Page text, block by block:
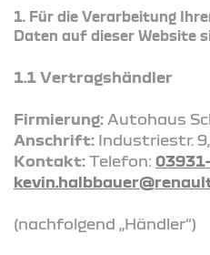
1. Für die Verarbeitung
Daten auf dieser Website
1.1 Vertragshändler
Firmierung: Autohaus
Anschrift: Industriestr.
Kontakt: Telefon:
(nachfolgend „Händler“)